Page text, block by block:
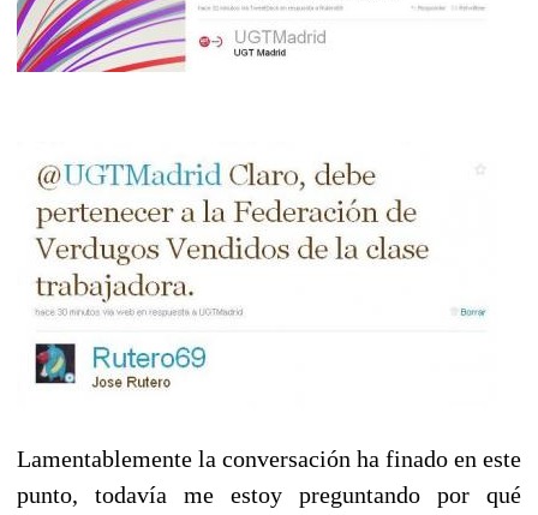
Lamentablemente la conversación ha finado en este
punto, todavía me estoy preguntando por qué